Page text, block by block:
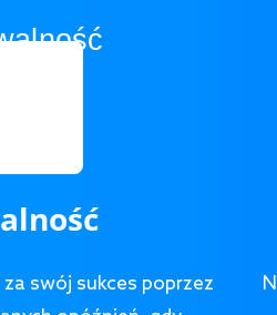
swój sukces poprzez